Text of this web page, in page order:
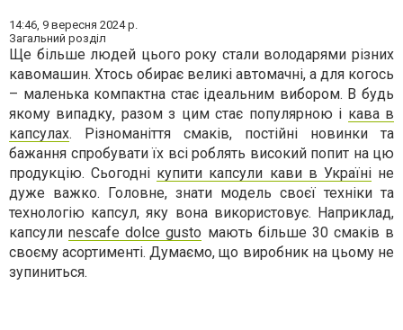
14:46, 9 вересня 2024 р.
Загальний розділ
Ще більше людей цього року стали володарями різних
кавомашин. Хтось обирає великі автомачні, а для когось
– маленька компактна стає ідеальним вибором. В будь
якому випадку, разом з цим стає популярною і кава в
капсулах. Різноманіття смаків, постійні новинки та
бажання спробувати їх всі роблять високий попит на цю
продукцію. Сьогодні купити капсули кави в Україніне
дуже важко. Головне, знати модель своєї техніки та
технологію капсул, яку вона використовує. Наприклад,
капсулиnescafe dolce gusto мають більше 30 смаків в
своєму асортименті. Думаємо, що виробник на цьому не
зупиниться.